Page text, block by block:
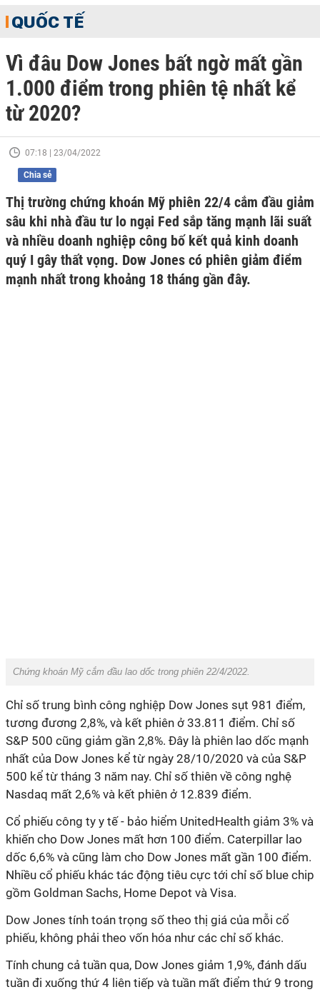
QUỐC TẾ
Vì đâu Dow Jones bất ngờ mất gần
1.000 điểm trong phiên tệ nhất kể
từ 2020?
07:18 | 23/04/2022
Chia sẻ
Thị trường chứng khoán Mỹ phiên 22/4 cắm đầu giảm
sâu khi nhà đầu tư lo ngại Fed sắp tăng mạnh lãi suất
và nhiều doanh nghiệp công bố kết quả kinh doanh
quý I gây thất vọng. Dow Jones có phiên giảm điểm
mạnh nhất trong khoảng 18 tháng gần đây.
Chứng khoán Mỹ cắm đầu lao dốc trong phiên 22/4/2022.
Chỉ số trung bình công nghiệp Dow Jones sụt 981 điểm,
tương đương 2,8%, và kết phiên ở 33.811 điểm. Chỉ số
S&P 500 cũng giảm gần 2,8%. Đây là phiên lao dốc mạnh
nhất của Dow Jones kể từ ngày 28/10/2020 và của S&P
500 kể từ tháng 3 năm nay. Chỉ số thiên về công nghệ
Nasdaq mất 2,6% và kết phiên ở 12.839 điểm.
Cổ phiếu công ty y tế - bảo hiểm UnitedHealth giảm 3% và
khiến cho Dow Jones mất hơn 100 điểm. Caterpillar lao
dốc 6,6% và cũng làm cho Dow Jones mất gần 100 điểm.
Nhiều cổ phiếu khác tác động tiêu cực tới chỉ số blue chip
gồm Goldman Sachs, Home Depot và Visa.
Dow Jones tính toán trọng số theo thị giá của mỗi cổ
phiếu, không phải theo vốn hóa như các chỉ số khác.
Tính chung cả tuần qua, Dow Jones giảm 1,9%, đánh dấu
tuần đi xuống thứ 4 liên tiếp và tuần mất điểm thứ 9 trong